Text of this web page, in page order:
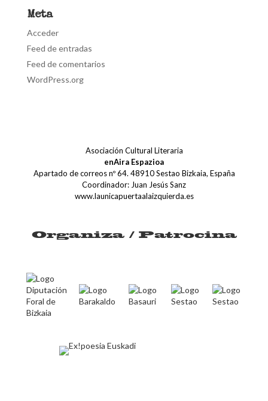
Meta
Acceder
Feed de entradas
Feed de comentarios
WordPress.org
Asociación Cultural Literaria
enAira Espazioa
Apartado de correos nº 64. 48910 Sestao Bizkaia, España
Coordinador: Juan Jesús Sanz
www.launicapuertaalaizquierda.es
Organiza / Patrocina